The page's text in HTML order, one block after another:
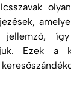
jellemző,
Ezek a